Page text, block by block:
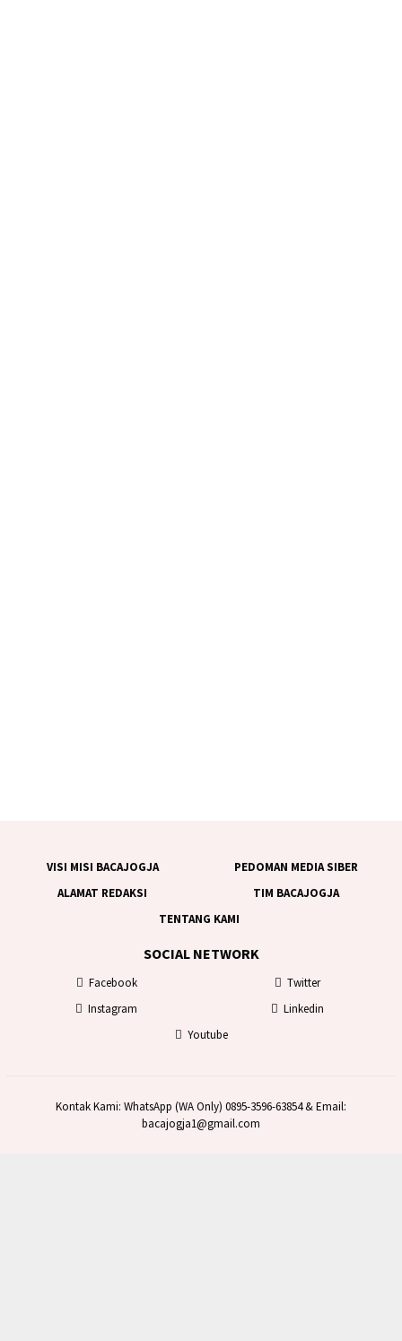
VISI MISI BACAJOGJA
PEDOMAN MEDIA SIBER
ALAMAT REDAKSI
TIM BACAJOGJA
TENTANG KAMI
SOCIAL NETWORK
Facebook
Twitter
Instagram
Linkedin
Youtube
Kontak Kami: WhatsApp (WA Only) 0895-3596-63854 & Email:
bacajogja1@gmail.com